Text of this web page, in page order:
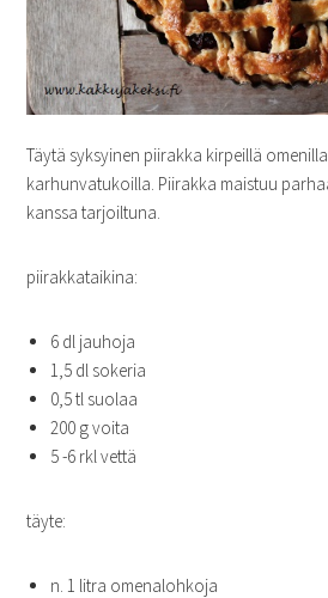
Täytä syksyinen piirakka kirpeillä
karhunvatukoilla. Piirakka maistuu
kanssa tarjoiltuna.
piirakkataikina:
6 dl jauhoja
1,5 dl sokeria
0,5 tl suolaa
200 g voita
5 -6 rkl vettä
täyte:
n. 1 litra omenalohkoja